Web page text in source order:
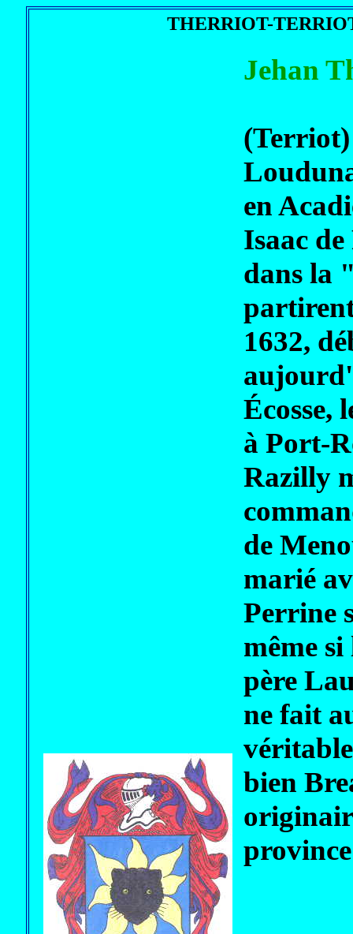
THERRIOT-
Jehan
(Terriot)
en
Isaac
dans la
1632,
Écosse,
à Port-
Razilly
de
marié
Perrine
même
père
ne fait
bien